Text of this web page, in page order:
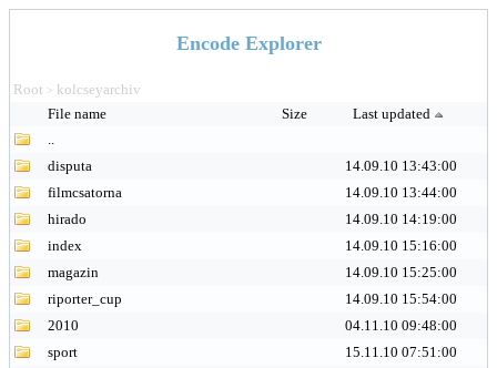
Encode Explorer
Root > kolcseyarchiv
File name
Size
Last updated
..
disputa
14.09.10 13:43:00
filmcsatorna
14.09.10 13:44:00
hirado
14.09.10 14:19:00
index
14.09.10 15:16:00
magazin
14.09.10 15:25:00
riporter_cup
14.09.10 15:54:00
2010
04.11.10 09:48:00
sport
15.11.10 07:51:00